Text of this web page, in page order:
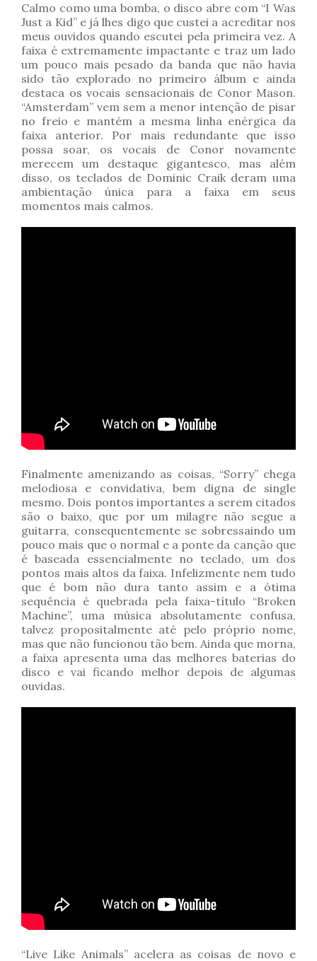
Calmo como uma bomba, o disco abre com “I Was
Just a Kid” e já lhes digo que custei a acreditar nos
meus ouvidos quando escutei pela primeira vez. A
faixa é extremamente impactante e traz um lado
um pouco mais pesado da banda que não havia
sido tão explorado no primeiro álbum e ainda
destaca os vocais sensacionais de Conor Mason.
“Amsterdam” vem sem a menor intenção de pisar
no freio e mantém a mesma linha enérgica da
faixa anterior. Por mais redundante que isso
possa soar, os vocais de Conor novamente
merecem um destaque gigantesco, mas além
disso, os teclados de Dominic Craik deram uma
ambientação única para a faixa em seus
momentos mais calmos.
Finalmente amenizando as coisas, “Sorry” chega
melodiosa e convidativa, bem digna de single
mesmo. Dois pontos importantes a serem citados
são o baixo, que por um milagre não segue a
guitarra, consequentemente se sobressaindo um
pouco mais que o normal e a ponte da canção que
é baseada essencialmente no teclado, um dos
pontos mais altos da faixa. Infelizmente nem tudo
que é bom não dura tanto assim e a ótima
sequência é quebrada pela faixa-título “Broken
Machine”, uma música absolutamente confusa,
talvez propositalmente até pelo próprio nome,
mas que não funcionou tão bem. Ainda que morna,
a faixa apresenta uma das melhores baterias do
disco e vai ficando melhor depois de algumas
ouvidas.
“Live Like Animals” acelera as coisas de novo e